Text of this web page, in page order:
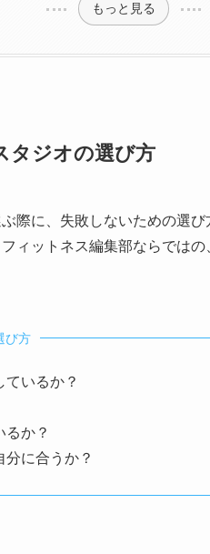
もっと見る
タジオの選び方
際に、失敗しないための選
ィットネス編集部ならでは
び方
いるか？
るか？
に合うか？